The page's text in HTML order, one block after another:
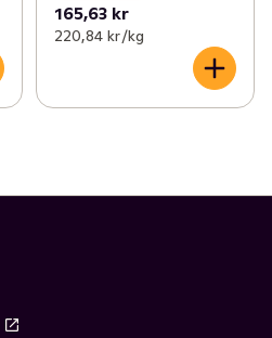
165,63 kr
220,84 kr /kg